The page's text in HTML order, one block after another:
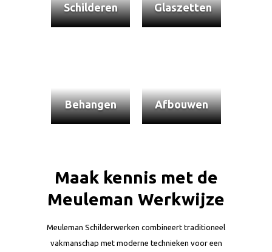
Schilderen Glaszetten
Behangen Afbouwen
Maak kennis met de
Meuleman Werkwijze
Meuleman Schilderwerken combineert traditioneel
vakmanschap met moderne technieken voor een